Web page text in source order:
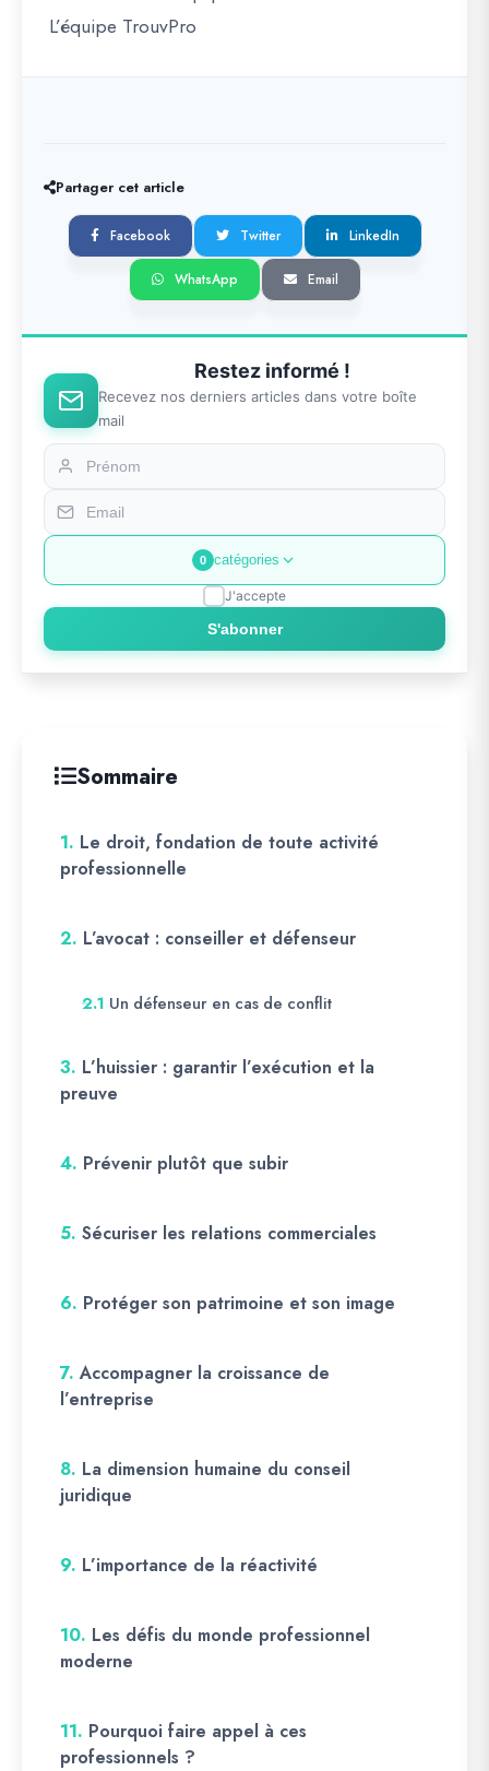
L’équipe TrouvPro
Partager cet article
Facebook Twitter LinkedIn
WhatsApp Email
Restez informé !
Recevez nos derniers articles dans votre boîte
mail
0 catégories
J'accepte
S'abonner
Sommaire
1. Le droit, fondation de toute activité
professionnelle
2. L’avocat : conseiller et défenseur
2.1 Un défenseur en cas de conflit
3. L’huissier : garantir l’exécution et la
preuve
4. Prévenir plutôt que subir
5. Sécuriser les relations commerciales
6. Protéger son patrimoine et son image
7. Accompagner la croissance de
l’entreprise
8. La dimension humaine du conseil
juridique
9. L’importance de la réactivité
10. Les défis du monde professionnel
moderne
11. Pourquoi faire appel à ces
professionnels ?